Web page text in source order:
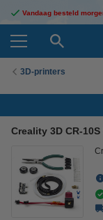
Vandaag besteld
3D-printers
Creality 3D CR-